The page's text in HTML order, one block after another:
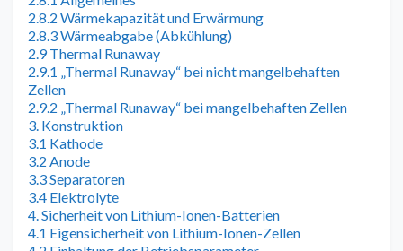
2.8.2 Wärmekapazität und Erwärmung
2.8.3 Wärmeabgabe (Abkühlung)
2.9 Thermal Runaway
2.9.1 „Thermal Runaway“ bei nicht mangelbehaften
Zellen
2.9.2 „Thermal Runaway“ bei mangelbehaften Zellen
3. Konstruktion
3.1 Kathode
3.2 Anode
3.3 Separatoren
3.4 Elektrolyte
4. Sicherheit von Lithium-Ionen-Batterien
4.1 Eigensicherheit von Lithium-Ionen-Zellen